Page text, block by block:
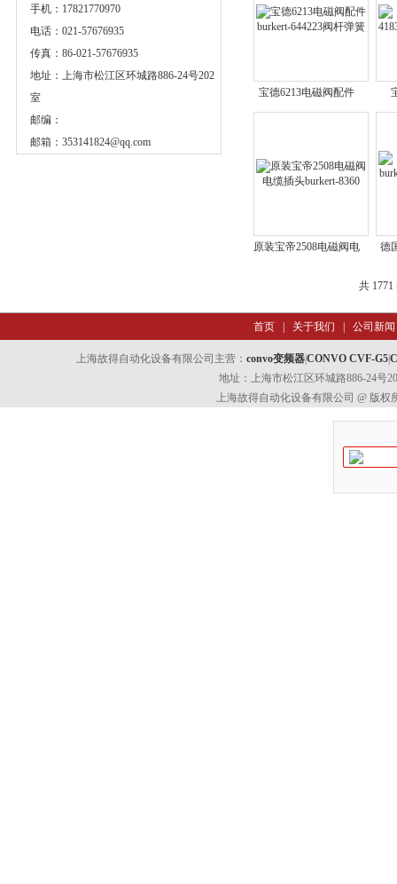
手机：17821770970
电话：021-57676935
传真：86-021-57676935
地址：上海市松江区环城路886-24号202
室
邮编：
邮箱： 353141824@qq.com
宝德6213电磁阀配件
burkert-644223阀杆弹
原装宝帝2508电磁阀电
德
共
首页| 关于我们 公司新闻
上海故得自动化设备有限公司主营： convo变频器|CONVO CVF-G5|
地址：上海市松江区环城路886-24号
上海故得自动化设备有限公司 @ 版权